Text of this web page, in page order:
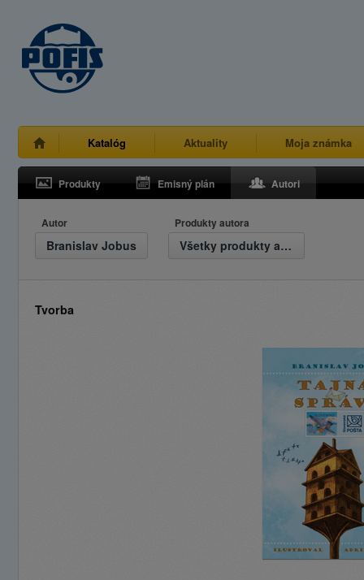
Katalóg Aktuality Moja známka
Produkty Emisný plán Autori
Autor
Branislav Jobus
Produkty autora
Všetky produkty autora
Tvorba